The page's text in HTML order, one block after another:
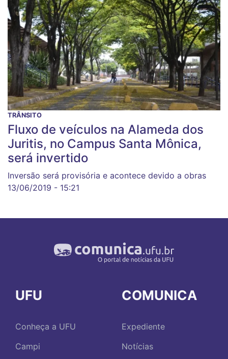
TRÂNSITO
Fluxo de veículos na Alameda dos
Juritis, no Campus Santa Mônica,
será invertido
Inversão será provisória e acontece devido a obras
13/06/2019 - 15:21
UFU
Conheça a UFU
Campi
COMUNICA
Expediente
Notícias